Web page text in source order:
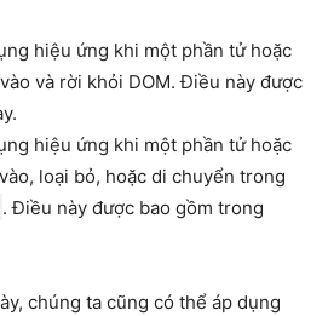
hiệu ứng khi một phần tử hoặc
và rời khỏi DOM. Điều này được
hiệu ứng khi một phần tử hoặc
loại bỏ, hoặc di chuyển trong
. Điều này được bao gồm trong
chúng ta cũng có thể áp dụng